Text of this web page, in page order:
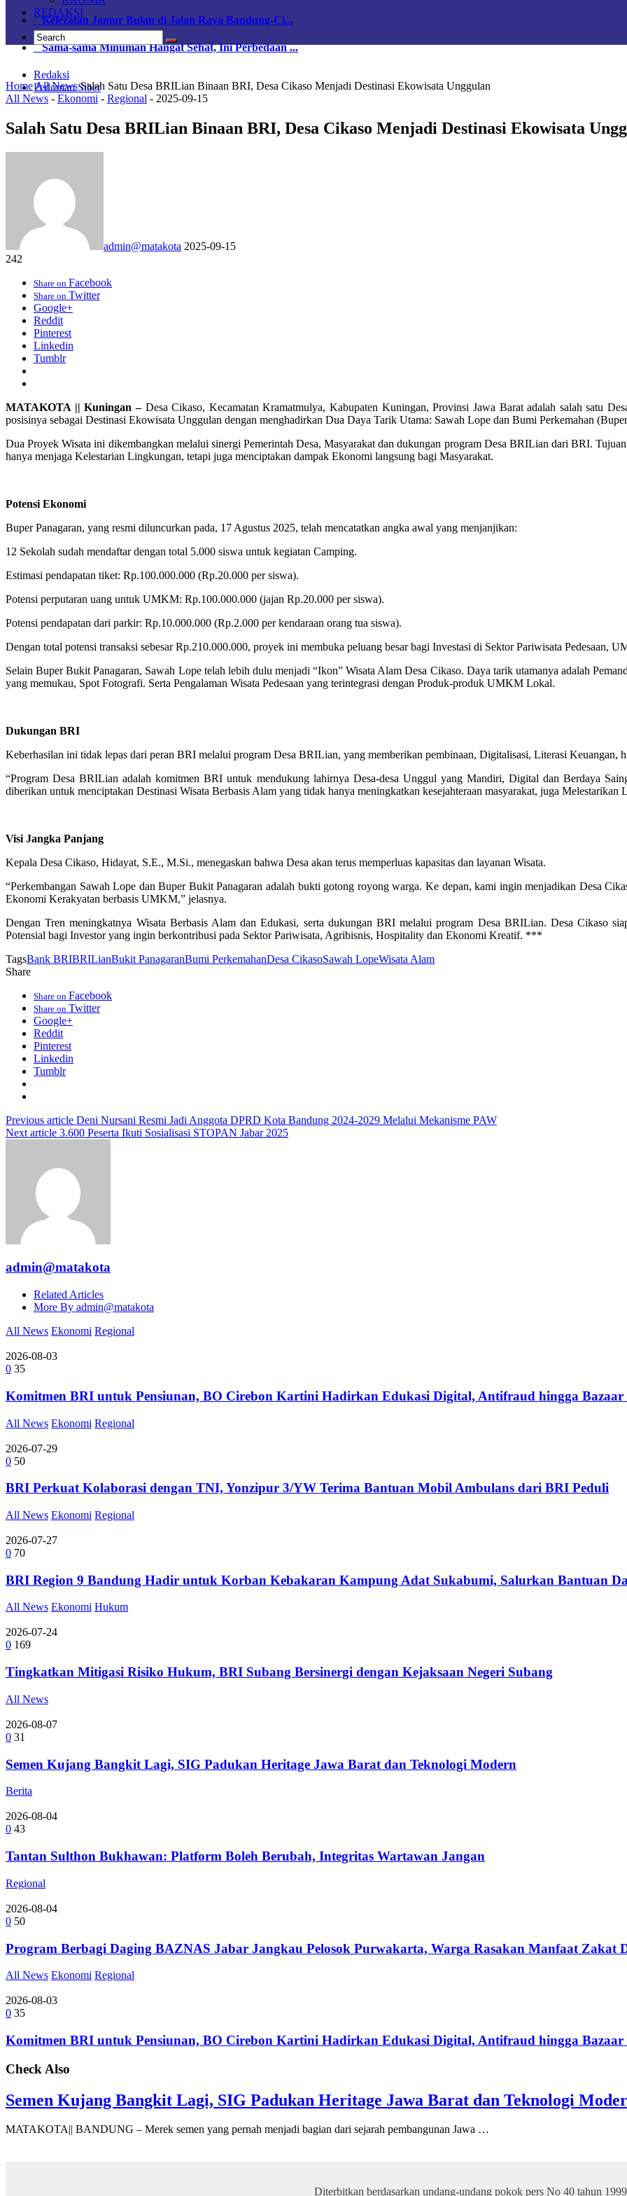
Kelezatan Jamur Bulan di Jalan Raya Bandung-Ci...
Sama-sama Minuman Hangat Sehat, Ini Perbedaan ...
Redaksi
Pedoman Siber
REDAKSI
HomeAll News Salah Satu Desa BRILian Binaan BRI, Desa Cikaso Menjadi Destinasi Ekowisata Unggulan
All News - Ekonomi - Regional - 2025-09-15
Salah Satu Desa BRILian Binaan BRI, Desa Cikaso Menjadi Destinasi Ekowisata
admin@matakota 2025-09-15
242
Share on Facebook
Share on Twitter
Google+
Reddit
Pinterest
Linkedin
Tumblr
MATAKOTA || Kuningan – Desa Cikaso, Kecamatan Kramatmulya, Kabupaten Kuningan, Provinsi Jawa Barat adalah salah satu
posisinya sebagai Destinasi Ekowisata Unggulan dengan menghadirkan Dua Daya Tarik Utama: Sawah Lope dan Bumi Perkemahan
Dua Proyek Wisata ini dikembangkan melalui sinergi Pemerintah Desa, Masyarakat dan dukungan program Desa BRILian dari BRI.
hanya menjaga Kelestarian Lingkungan, tetapi juga menciptakan dampak Ekonomi langsung bagi Masyarakat.
Potensi Ekonomi
Buper Panagaran, yang resmi diluncurkan pada, 17 Agustus 2025, telah mencatatkan angka awal yang menjanjikan:
12 Sekolah sudah mendaftar dengan total 5.000 siswa untuk kegiatan Camping.
Estimasi pendapatan tiket: Rp.100.000.000 (Rp.20.000 per siswa).
Potensi perputaran uang untuk UMKM: Rp.100.000.000 (jajan Rp.20.000 per siswa).
Potensi pendapatan dari parkir: Rp.10.000.000 (Rp.2.000 per kendaraan orang tua siswa).
Dengan total potensi transaksi sebesar Rp.210.000.000, proyek ini membuka peluang besar bagi Investasi di Sektor Pariwisata Pedesaan,
Selain Buper Bukit Panagaran, Sawah Lope telah lebih dulu menjadi “Ikon” Wisata Alam Desa Cikaso. Daya tarik utamanya adalah
yang memukau, Spot Fotografi. Serta Pengalaman Wisata Pedesaan yang terintegrasi dengan Produk-produk UMKM Lokal.
Dukungan BRI
Keberhasilan ini tidak lepas dari peran BRI melalui program Desa BRILian, yang memberikan pembinaan, Digitalisasi, Literasi Keuangan,
“Program Desa BRILian adalah komitmen BRI untuk mendukung lahirnya Desa-desa Unggul yang Mandiri, Digital dan Berdaya
diberikan untuk menciptakan Destinasi Wisata Berbasis Alam yang tidak hanya meningkatkan kesejahteraan masyarakat, juga
Visi Jangka Panjang
Kepala Desa Cikaso, Hidayat, S.E., M.Si., menegaskan bahwa Desa akan terus memperluas kapasitas dan layanan Wisata.
“Perkembangan Sawah Lope dan Buper Bukit Panagaran adalah bukti gotong royong warga. Ke depan, kami ingin menjadikan Desa
Ekonomi Kerakyatan berbasis UMKM,” jelasnya.
Dengan Tren meningkatnya Wisata Berbasis Alam dan Edukasi, serta dukungan BRI melalui program Desa BRILian. Desa Cikaso
Potensial bagi Investor yang ingin berkontribusi pada Sektor Pariwisata, Agribisnis, Hospitality dan Ekonomi Kreatif. ***
TagsBank BRIBRILianBukit PanagaranBumi PerkemahanDesa CikasoSawah LopeWisata Alam
Share
Share on Facebook
Share on Twitter
Google+
Reddit
Pinterest
Linkedin
Tumblr
Previous article Deni Nursani Resmi Jadi Anggota DPRD Kota Bandung 2024-2029 Melalui Mekanisme PAW
Next article 3.600 Peserta Ikuti Sosialisasi STOPAN Jabar 2025
admin@matakota
Related Articles
More By admin@matakota
All News Ekonomi Regional
2026-08-03
0 35
Komitmen BRI untuk Pensiunan, BO Cirebon Kartini Hadirkan Edukasi Digital, Antifraud hingga
All News Ekonomi Regional
2026-07-29
0 50
BRI Perkuat Kolaborasi dengan TNI, Yonzipur 3/YW Terima Bantuan Mobil Ambulans dari BRI Peduli
All News Ekonomi Regional
2026-07-27
0 70
BRI Region 9 Bandung Hadir untuk Korban Kebakaran Kampung Adat Sukabumi, Salurkan Bantuan
All News Ekonomi Hukum
2026-07-24
0 169
Tingkatkan Mitigasi Risiko Hukum, BRI Subang Bersinergi dengan Kejaksaan Negeri Subang
All News
2026-08-07
0 31
Semen Kujang Bangkit Lagi, SIG Padukan Heritage Jawa Barat dan Teknologi Modern
Berita
2026-08-04
0 43
Tantan Sulthon Bukhawan: Platform Boleh Berubah, Integritas Wartawan Jangan
Regional
2026-08-04
0 50
Program Berbagi Daging BAZNAS Jabar Jangkau Pelosok Purwakarta, Warga Rasakan Manfaat Zakat
All News Ekonomi Regional
2026-08-03
0 35
Komitmen BRI untuk Pensiunan, BO Cirebon Kartini Hadirkan Edukasi Digital, Antifraud hingga
Check Also
Semen Kujang Bangkit Lagi, SIG Padukan Heritage Jawa Barat dan Teknologi
MATAKOTA|| BANDUNG – Merek semen yang pernah menjadi bagian dari sejarah pembangunan Jawa …
Diterbitkan berdasarkan undang-undang pokok pers No 40 tahun 1999